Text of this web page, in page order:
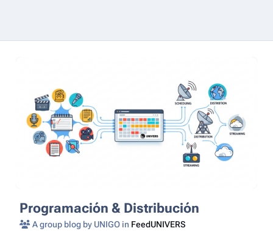
Programación & Distribución
A group blog by UNIGO in FeedUNIVERS